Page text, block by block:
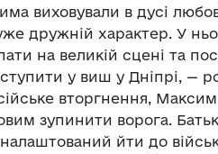
виховували в дусі
дружній характер. У
на великій сцені та
у виш у Дніпрі, —
вторгнення, Максим
зупинити ворога.
налаштований йти до